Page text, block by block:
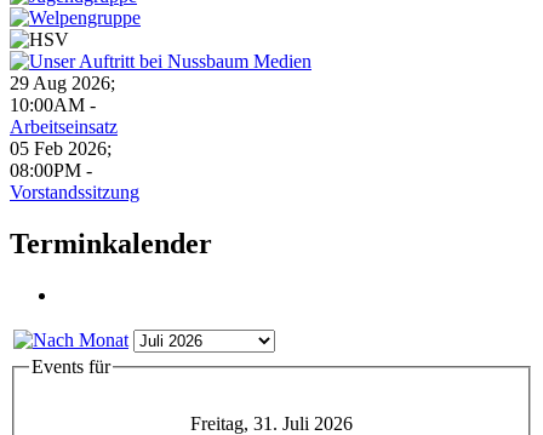
29 Aug 2026;
10:00AM -
Arbeitseinsatz
05 Feb 2026;
08:00PM -
Vorstandssitzung
Terminkalender
Events für
Freitag, 31. Juli 2026